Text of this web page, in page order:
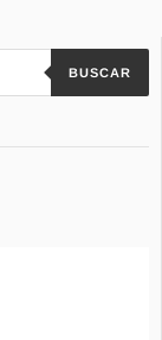
BUSCAR